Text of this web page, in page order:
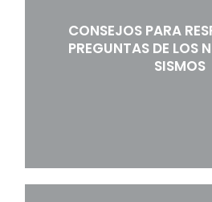
CONSEJOS PARA
PREGUNTAS DE LOS
SISMOS